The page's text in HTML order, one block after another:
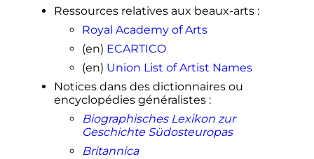
Ressources relatives aux beaux-arts:
Royal Academy of Arts
(en) ECARTICO
(en) Union List of Artist Names
Notices dans des dictionnaires ou
encyclopédies généralistes:
Biographisches Lexikon zur
Geschichte Südosteuropas
Britannica